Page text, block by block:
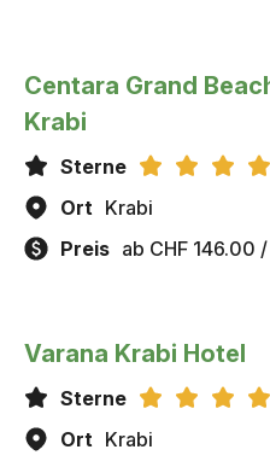
Centara Grand
Krabi
Sterne
Ort Krabi
Preis ab CHF 146.00
Varana Krabi Hotel
Sterne
Ort Krabi